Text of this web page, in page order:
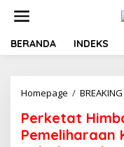
t
BERANDA INDEKS
Homepage /
Perketat
Pemeliharaan